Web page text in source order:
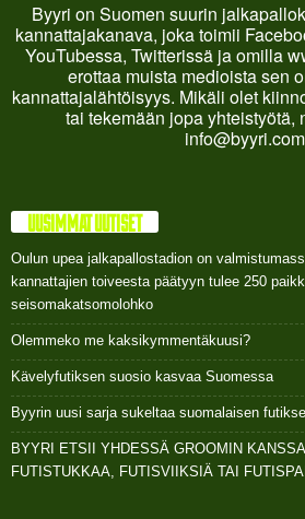
Byyri on Suomen suurin
kannattajakanava, joka toimii
YouTubessa, Twitterissä ja omilla
erottaa muista medioista sen
kannattajalähtöisyys. Mikäli olet
tai tekemään jopa yhteistyötä,
info@byyri.com
UUSIMMAT UUTISET
Oulun upea jalkapallostadion on
kannattajien toiveesta päätyyn tulee 250
seisomakatsomolohko
Olemmeko me kaksikymmentäkuusi?
Kävelyfutiksen suosio kasvaa Suomessa
Byyrin uusi sarja sukeltaa suomalaisen
BYYRI ETSII YHDESSÄ GROOMIN
FUTISTUKKAA, FUTISVIIKSIÄ TAI